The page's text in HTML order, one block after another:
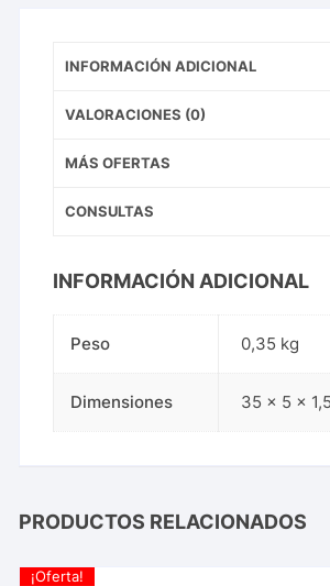
INFORMACIÓN ADICIONAL
VALORACIONES (0)
MÁS OFERTAS
CONSULTAS
INFORMACIÓN ADICIONAL
Peso 0,35 kg
Dimensiones 35 × 5 ×
PRODUCTOS RELACIONADOS
¡Oferta!